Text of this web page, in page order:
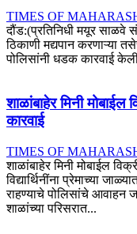
TIMES OF
दौंड:(प्रतिनिधी मयूर साळवे
ठिकाणी मद्यपान करणाऱ्या
पोलिसांनी धडक कारवाई
शाळांबाहेर मिनी
कारवाई
TIMES OF
शाळांबाहेर मिनी मोबाईल
विद्यार्थिनींना प्रेमाच्या
राहण्याचे पोलिसांचे आवाहन
शाळांच्या परिसरात...